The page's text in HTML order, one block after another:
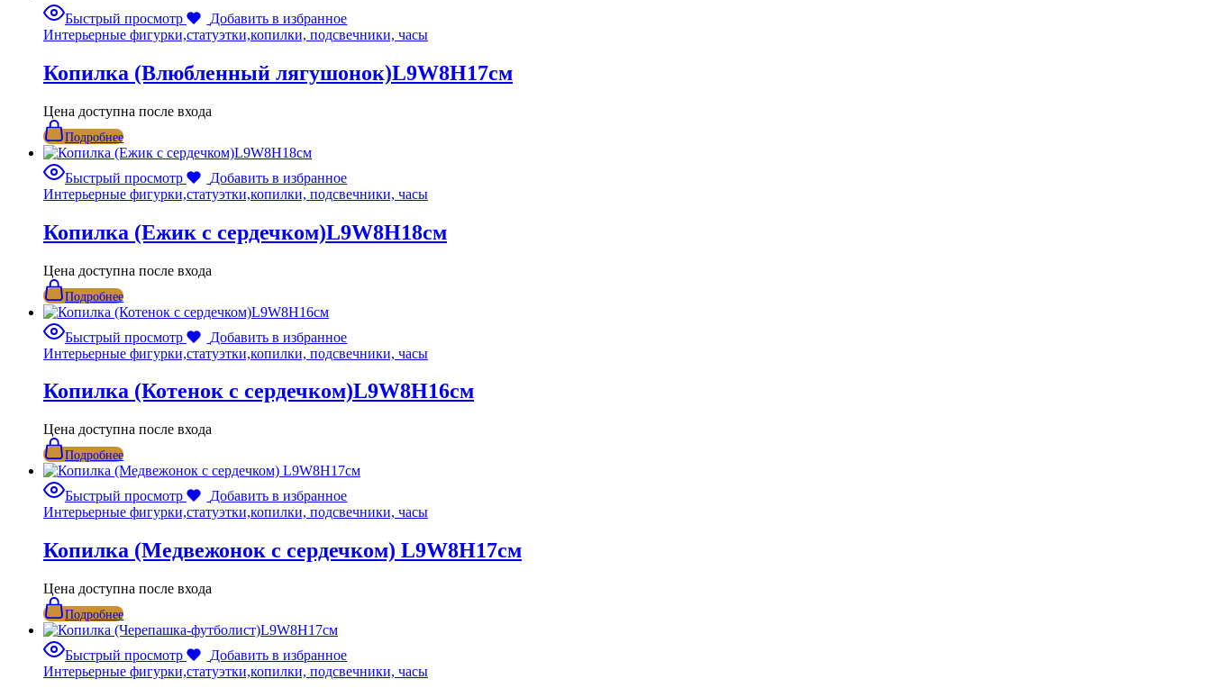
Быстрый просмотр
Добавить в избранное
Интерьерные фигурки,статуэтки,копилки, подсвечники, часы
Копилка (Влюбленный лягушонок)L9W8H17см
Цена доступна после входа
Подробнее
Быстрый просмотр
Добавить в избранное
Интерьерные фигурки,статуэтки,копилки, подсвечники, часы
Копилка (Ежик с сердечком)L9W8H18см
Цена доступна после входа
Подробнее
Быстрый просмотр
Добавить в избранное
Интерьерные фигурки,статуэтки,копилки, подсвечники, часы
Копилка (Котенок с сердечком)L9W8H16см
Цена доступна после входа
Подробнее
Быстрый просмотр
Добавить в избранное
Интерьерные фигурки,статуэтки,копилки, подсвечники, часы
Копилка (Медвежонок с сердечком) L9W8H17см
Цена доступна после входа
Подробнее
Быстрый просмотр
Добавить в избранное
Интерьерные фигурки,статуэтки,копилки, подсвечники, часы